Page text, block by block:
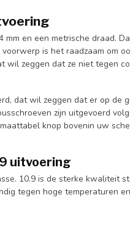
en een metrische draad.
is het raadzaam om
zeggen dat ze niet tegen
dat wil zeggen dat er op de
zijn uitgevoerd
knop bovenin uw
uitvoering
10.9 is de sterke kwaliteit
tegen hoge temperaturen